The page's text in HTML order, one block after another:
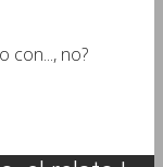
con..., no?